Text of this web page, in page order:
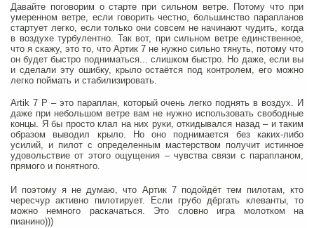
Давайте поговорим о старте при сильном ветре. Потому что при
умеренном ветре, если говорить честно, большинство парапланов
стартует легко, если только они совсем не начинают чудить, когда
в воздухе турбулентно. Так вот, при сильном ветре единственное,
что я скажу, это то, что Артик 7 не нужно сильно тянуть, потому что
он будет быстро подниматься... слишком быстро. Но даже, если вы
и сделали эту ошибку, крыло остаётся под контролем, его можно
легко поймать и стабилизировать.
Artik 7 P – это параплан, который очень легко поднять в воздух. И
даже при небольшом ветре вам не нужно использовать свободные
концы. Я бы просто клал на них руки, откидывался назад – и таким
образом выводил крыло. Но оно поднимается без каких-либо
усилий, и пилот с определенным мастерством получит истинное
удовольствие от этого ощущения – чувства связи с парапланом,
прямого и понятного.
И поэтому я не думаю, что Артик 7 подойдёт тем пилотам, кто
чересчур активно пилотирует. Если грубо дёргать клеванты, то
можно немного раскачаться. Это словно игра молотком на
пианино)))